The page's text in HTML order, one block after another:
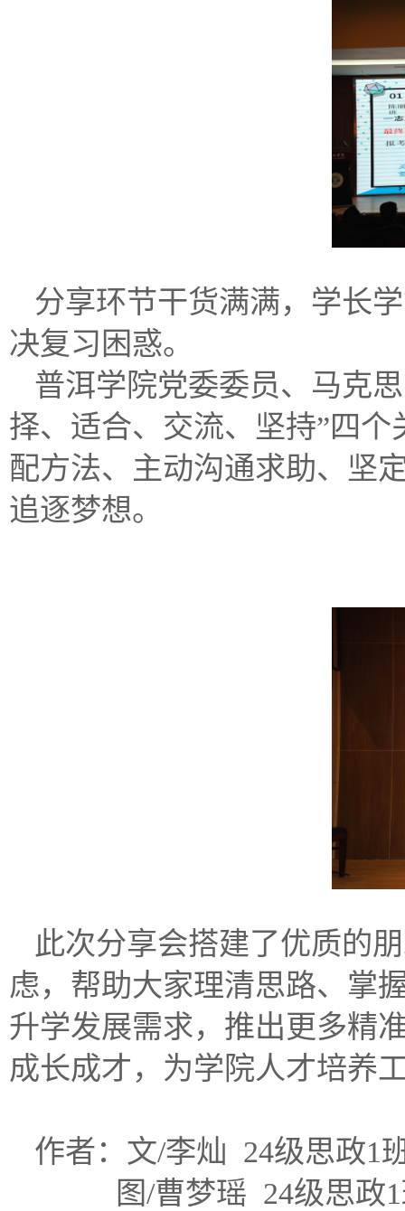
分享环节干货满满，学长
决复习困惑。
普洱学院党委委员、马克
择、适合、交流、坚持”四
配方法、主动沟通求助、坚
追逐梦想。
此次分享会搭建了优质的
虑，帮助大家理清思路、掌
升学发展需求，推出更多精
成长成才，为学院人才培养
作者：文/李灿 24级思政1
图/曹梦瑶 24级思政